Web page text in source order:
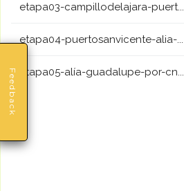
Feedback
etapa03-campillodelajara-puert...
etapa04-puertosanvicente-alia-...
etapa05-alía-guadalupe-por-cn...